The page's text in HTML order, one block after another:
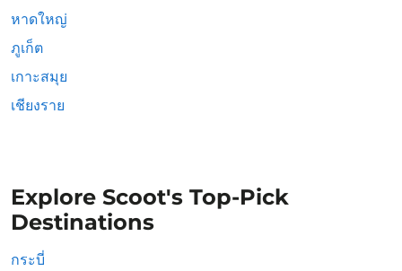
หาดใหญ่
ภูเก็ต
เกาะสมุย
เชียงราย
Explore Scoot's Top-Pick
Destinations
กระบี่